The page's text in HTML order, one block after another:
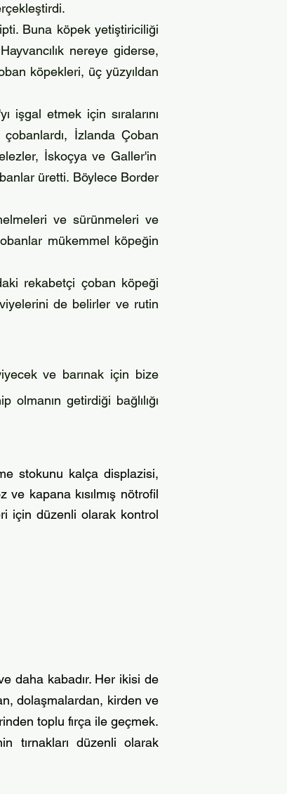
Buna köpek yetiştiriciliği
nereye giderse,
köpekleri, üç yüzyıldan
işgal etmek için sıralarını
İzlanda Çoban
İskoçya ve Galler'in
üretti. Böylece Border
ve sürünmeleri ve
mükemmel köpeğin
rekabetçi çoban köpeği
de belirler ve rutin
ve barınak için bize
olmanın getirdiği bağlılığı
stokunu kalça displazisi,
kapana kısılmış nötrofil
için düzenli olarak kontrol
daha kabadır. Her ikisi de
dolaşmalardan, kirden ve
toplu fırça ile geçmek.
tırnakları düzenli olarak